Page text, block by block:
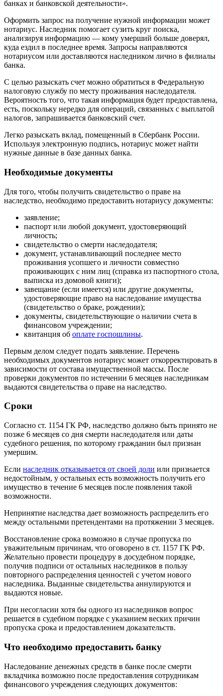
банках и банковской деятельности».
Оформить запрос на получение нужной информации может
нотариус. Наследник помогает сузить круг поиска,
анализируя информацию — кому умерший больше доверял,
куда ездил в последнее время. Запросы направляются
нотариусом или доставляются наследником лично в филиалы
банка.
С целью разыскать счет можно обратиться в Федеральную
налоговую службу по месту проживания наследодателя.
Вероятность того, что такая информация будет предоставлена,
есть, поскольку нередко для операций, связанных с выплатой
налогов, запрашивается банковский счет.
Легко разыскать вклад, помещенный в Сбербанк России.
Используя электронную подпись, нотариус может найти
нужные данные в базе данных банка.
Необходимые документы
Для того, чтобы получить свидетельство о праве на
наследство, необходимо предоставить нотариусу документы:
заявление;
паспорт или любой документ, удостоверяющий
личность;
свидетельство о смерти наследодателя;
документ, устанавливающий последнее место
проживания усопшего и личности совместно
проживающих с ним лиц (справка из паспортного стола,
выписка из домовой книги);
завещание (если имеется) или другие документы,
удостоверяющие право на наследование имущества
(свидетельство о браке, рождении);
документы, свидетельствующие о наличии счета в
финансовом учреждении;
квитанция об оплате госпошлины.
Первым делом следует подать заявление. Перечень
необходимых документов нотариус может откорректировать в
зависимости от состава имущественной массы. После
проверки документов по истечении 6 месяцев наследникам
выдаются свидетельства о праве на наследство.
Сроки
Согласно ст. 1154 ГК РФ, наследство должно быть принято не
позже 6 месяцев со дня смерти наследодателя или даты
судебного решения, по которому гражданин был признан
умершим.
Если наследник отказывается от своей доли или признается
недостойным, у остальных есть возможность получить его
имущество в течение 6 месяцев после появления такой
возможности.
Непринятие наследства дает возможность распределить его
между остальными претендентами на протяжении 3 месяцев.
Восстановление срока возможно в случае пропуска по
уважительным причинам, что оговорено в ст. 1157 ГК РФ.
Желательно провести процедуру в досудебном порядке,
получив подписи от остальных наследников в пользу
повторного распределения ценностей с учетом нового
наследника. Выданные свидетельства аннулируются и
выдаются новые.
При несогласии хотя бы одного из наследников вопрос
решается в судебном порядке с указанием веских причин
пропуска срока и предоставлением доказательств.
Что необходимо предоставить банку
Наследование денежных средств в банке после смерти
вкладчика возможно после предоставления сотрудникам
финансового учреждения следующих документов: